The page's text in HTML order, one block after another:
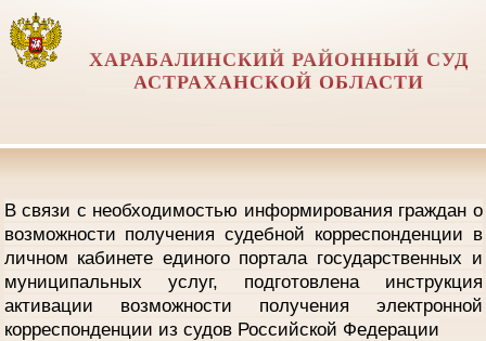
ХАРАБАЛИНСКИЙ РАЙОННЫЙ СУД
АСТРАХАНСКОЙ ОБЛАСТИ
В связи с необходимостью информирования граждан о
возможности получения судебной корреспонденции в
личном кабинете единого портала государственных и
муниципальных услуг, подготовлена инструкция
активации возможности получения электронной
корреспонденции из судов Российской Федерации